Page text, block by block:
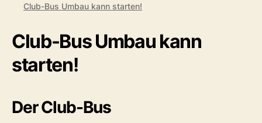
Club-Bus Umbau kann starten!
Club-Bus Umbau kann
starten!
Der Club-Bus